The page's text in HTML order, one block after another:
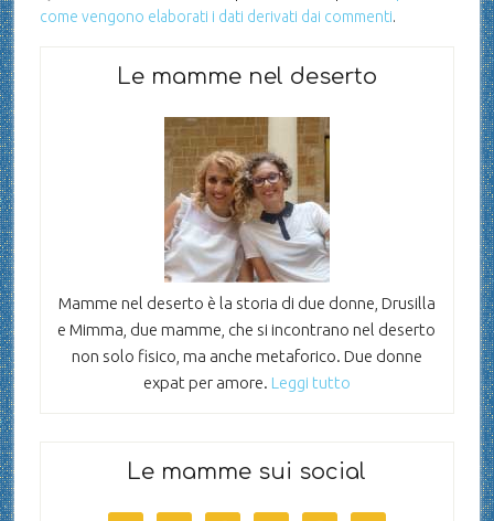
come vengono elaborati i dati derivati dai commenti.
Le mamme nel deserto
Mamme nel deserto è la storia di due donne, Drusilla
e Mimma, due mamme, che si incontrano nel deserto
non solo fisico, ma anche metaforico. Due donne
expat per amore. Leggi tutto
Le mamme sui social